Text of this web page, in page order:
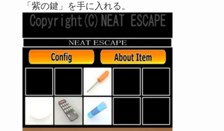
「紫の鍵」を手に入れる。